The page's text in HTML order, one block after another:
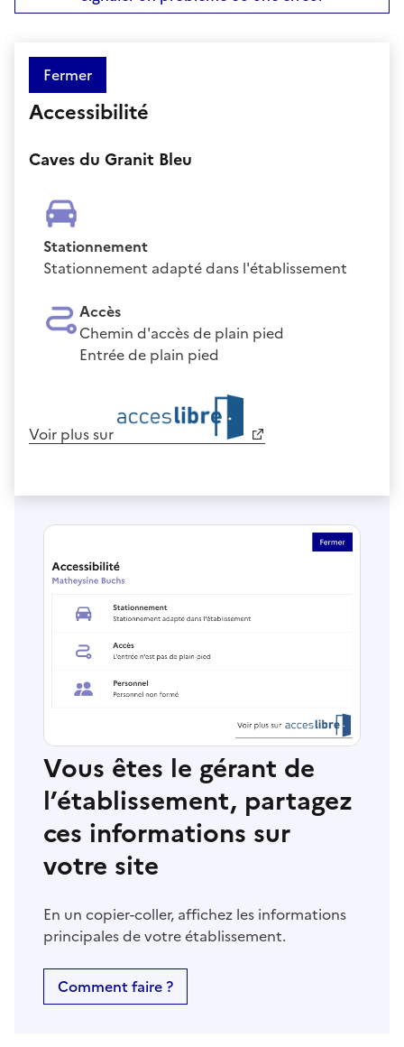
Fermer
Accessibilité
Caves du Granit Bleu
Stationnement
Stationnement adapté dans l'établissement
Accès
Chemin d'accès de plain pied
Entrée de plain pied
Voir plus sur
Vous êtes le gérant de
l’établissement, partagez
ces informations sur
votre site
En un copier-coller, affichez les informations
principales de votre établissement.
Comment faire ?